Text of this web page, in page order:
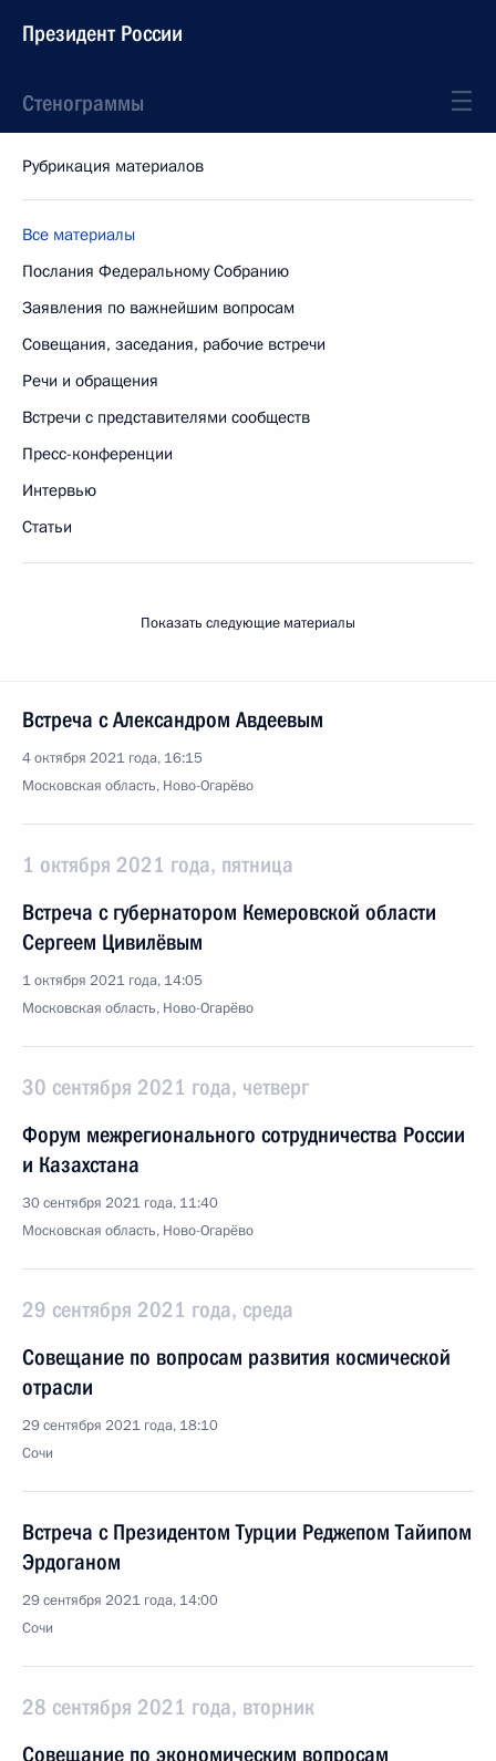
Президент России
Стенограммы
Рубрикация материалов
Все материалы
Послания Федеральному Собранию
Заявления по важнейшим вопросам
Совещания, заседания, рабочие встречи
Речи и обращения
Встречи с представителями сообществ
Пресс-конференции
Интервью
Статьи
Показать следующие материалы
Встреча с Александром Авдеевым
4 октября 2021 года, 16:15
Московская область, Ново-Огарёво
1 октября 2021 года, пятница
Встреча с губернатором Кемеровской области
Сергеем Цивилёвым
1 октября 2021 года, 14:05
Московская область, Ново-Огарёво
30 сентября 2021 года, четверг
Форум межрегионального сотрудничества России
и Казахстана
30 сентября 2021 года, 11:40
Московская область, Ново-Огарёво
29 сентября 2021 года, среда
Совещание по вопросам развития космической
отрасли
29 сентября 2021 года, 18:10
Сочи
Встреча с Президентом Турции Реджепом Тайипом
Эрдоганом
29 сентября 2021 года, 14:00
Сочи
28 сентября 2021 года, вторник
Совещание по экономическим вопросам